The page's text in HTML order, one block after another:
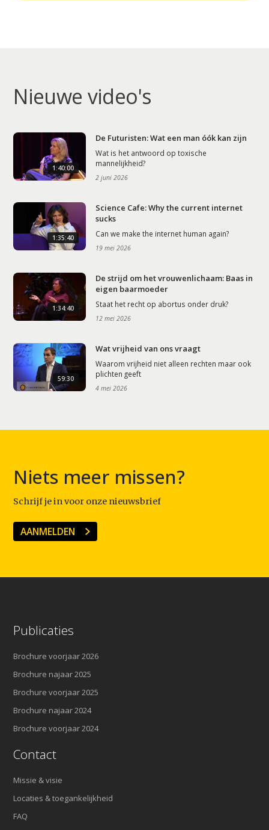
Nieuwe video's
1:40:00
De Futuristen: Wat een man óók kan zijn
Wat is het antwoord op toxische
mannelijkheid?
2 juni 2026
1:35:40
Science Cafe: Why the current internet
sucks
Can we make the internet human again?
19 mei 2026
1:34:40
De strijd om het vrouwenlichaam: Baas in
eigen baarmoeder
Staat het recht op abortus onder druk?
12 mei 2026
59:30
Wat vrijheid van ons vraagt
Waarom vrijheid niet alleen rechten maar ook
plichten geeft
4 mei 2026
Niets meer missen?
Schrijf je in voor onze nieuwsbrief
AANMELDEN
Publicaties
Brochure voorjaar 2026
Brochure najaar 2025
Brochure voorjaar 2025
Brochure najaar 2024
Brochure voorjaar 2024
Contact
Missie & visie
Locaties & toegankelijkheid
FAQ